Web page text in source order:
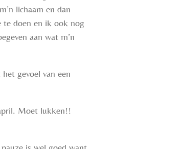
lichaam en dan
te doen en ik ook nog
aan wat m’n
gevoel van een
Moet lukken!!